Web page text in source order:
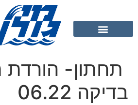
תחתון- הורדת
בדיקה 06.22